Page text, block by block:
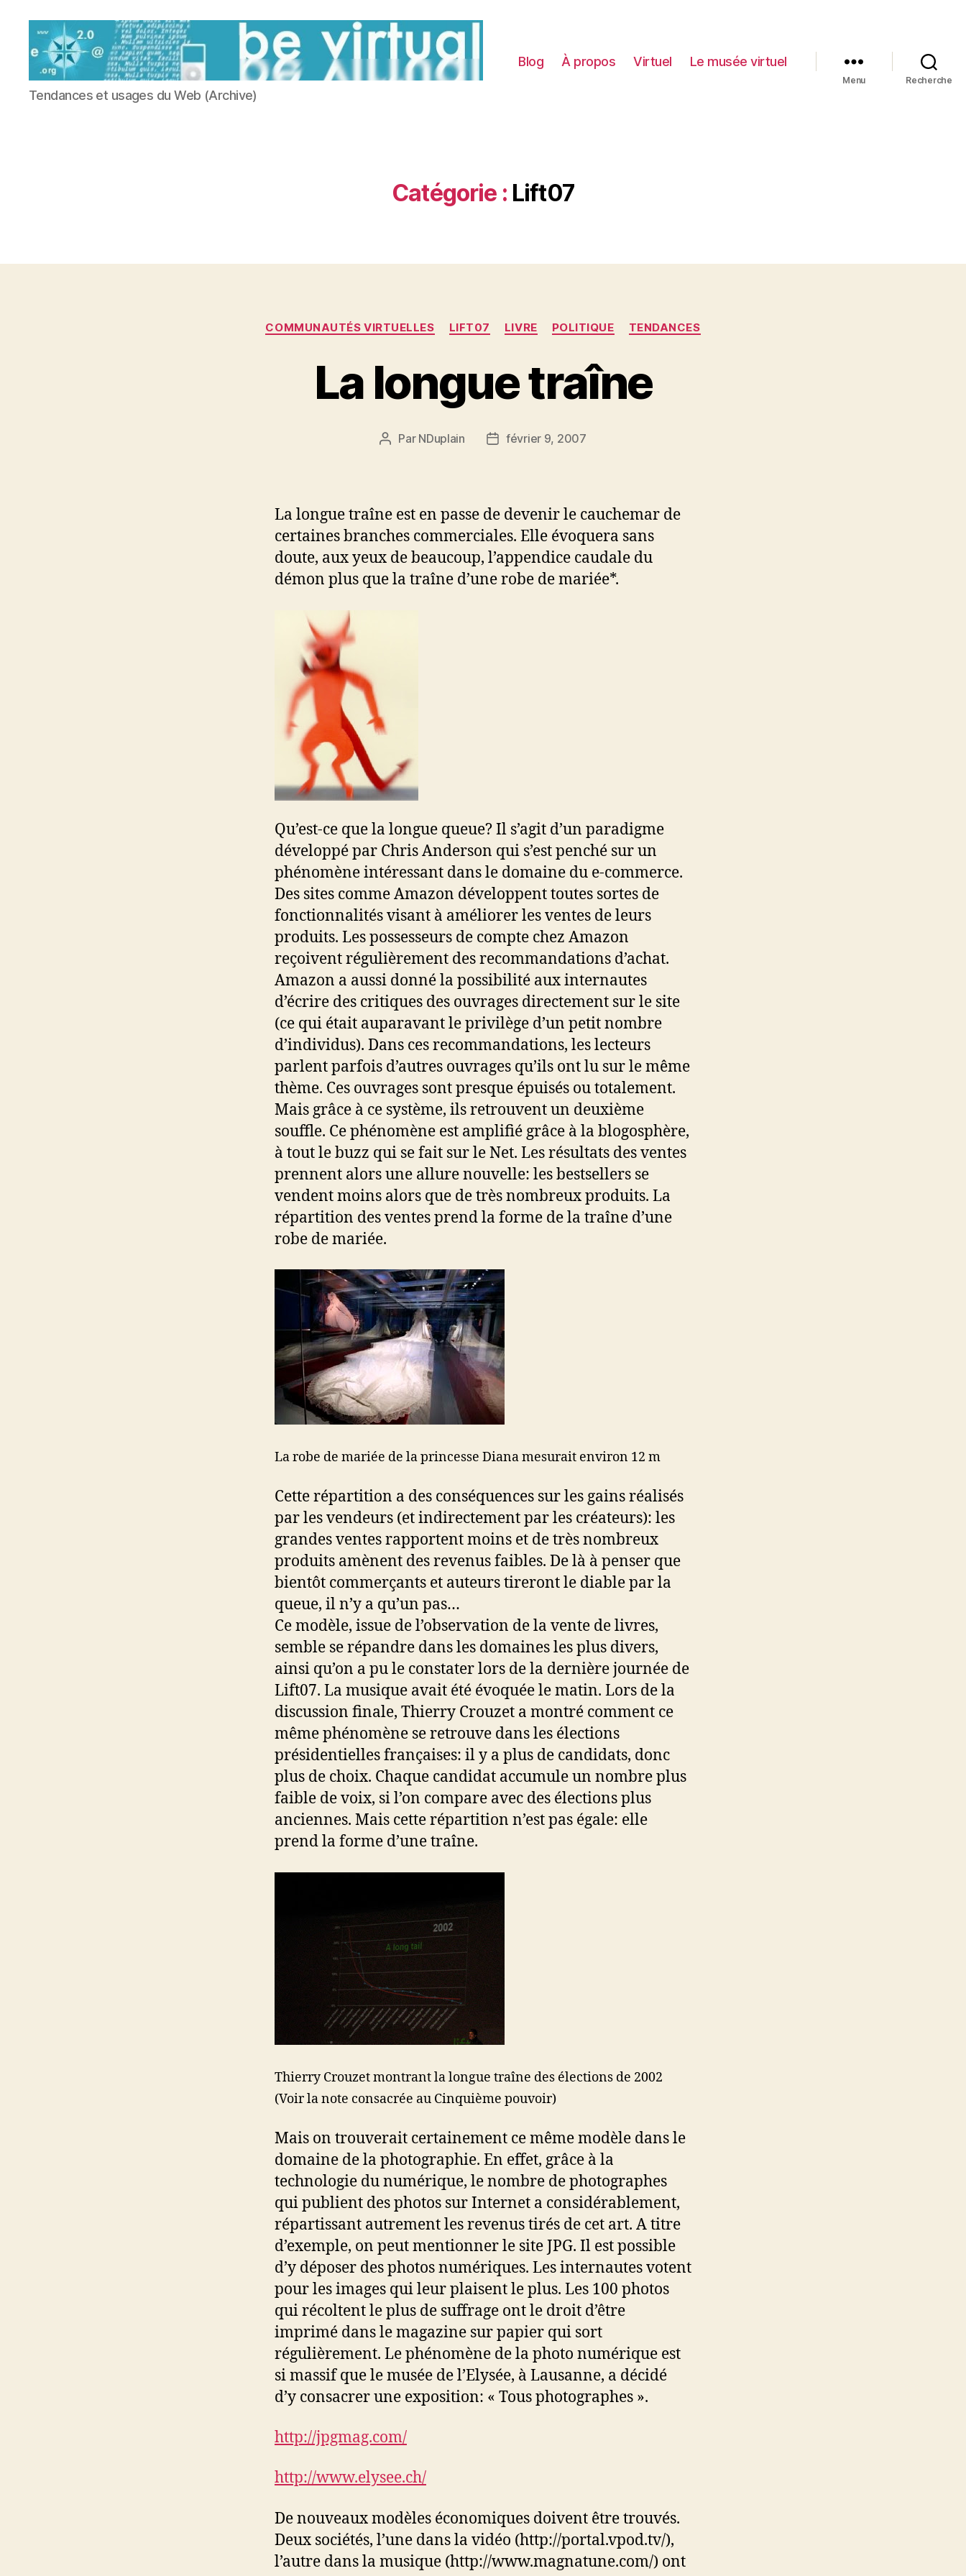
Be
Virtual
Tendances et usages du Web (Archive)
Blog À propos Virtuel Le musée virtuel
Menu Recherche
Catégorie : Lift07
Catégories
COMMUNAUTÉS VIRTUELLES LIFT07 LIVRE POLITIQUE TENDANCES
La longue traîne
Auteur
Par NDuplain
Datefévrier 9, 2007
La longue traîne est en passe de devenir le cauchemar de
certaines branches commerciales. Elle évoquera sans
doute, aux yeux de beaucoup, l’appendice caudale du
démon plus que la traîne d’une robe de mariée*.
Qu’est-ce que la longue queue? Il s’agit d’un paradigme
développé par Chris Anderson qui s’est penché sur un
phénomène intéressant dans le domaine du e-commerce.
Des sites comme Amazon développent toutes sortes de
fonctionnalités visant à améliorer les ventes de leurs
produits. Les possesseurs de compte chez Amazon
reçoivent régulièrement des recommandations d’achat.
Amazon a aussi donné la possibilité aux internautes
d’écrire des critiques des ouvrages directement sur le site
(ce qui était auparavant le privilège d’un petit nombre
d’individus). Dans ces recommandations, les lecteurs
parlent parfois d’autres ouvrages qu’ils ont lu sur le même
thème. Ces ouvrages sont presque épuisés ou totalement.
Mais grâce à ce système, ils retrouvent un deuxième
souffle. Ce phénomène est amplifié grâce à la blogosphère,
à tout le buzz qui se fait sur le Net. Les résultats des ventes
prennent alors une allure nouvelle: les bestsellers se
vendent moins alors que de très nombreux produits. La
répartition des ventes prend la forme de la traîne d’une
robe de mariée.
La robe de mariée de la princesse Diana mesurait environ 12 m
Cette répartition a des conséquences sur les gains réalisés
par les vendeurs (et indirectement par les créateurs): les
grandes ventes rapportent moins et de très nombreux
produits amènent des revenus faibles. De là à penser que
bientôt commerçants et auteurs tireront le diable par la
queue, il n’y a qu’un pas…
Ce modèle, issue de l’observation de la vente de livres,
semble se répandre dans les domaines les plus divers,
ainsi qu’on a pu le constater lors de la dernière journée de
Lift07. La musique avait été évoquée le matin. Lors de la
discussion finale, Thierry Crouzet a montré comment ce
même phénomène se retrouve dans les élections
présidentielles françaises: il y a plus de candidats, donc
plus de choix. Chaque candidat accumule un nombre plus
faible de voix, si l’on compare avec des élections plus
anciennes. Mais cette répartition n’est pas égale: elle
prend la forme d’une traîne.
Thierry Crouzet montrant la longue traîne des élections de 2002
(Voir la note consacrée au Cinquième pouvoir)
Mais on trouverait certainement ce même modèle dans le
domaine de la photographie. En effet, grâce à la
technologie du numérique, le nombre de photographes
qui publient des photos sur Internet a considérablement,
répartissant autrement les revenus tirés de cet art. A titre
d’exemple, on peut mentionner le site JPG. Il est possible
d’y déposer des photos numériques. Les internautes votent
pour les images qui leur plaisent le plus. Les 100 photos
qui récoltent le plus de suffrage ont le droit d’être
imprimé dans le magazine sur papier qui sort
régulièrement. Le phénomène de la photo numérique est
si massif que le musée de l’Elysée, à Lausanne, a décidé
d’y consacrer une exposition: « Tous photographes ».
http://jpgmag.com/
http://www.elysee.ch/
De nouveaux modèles économiques doivent être trouvés.
Deux sociétés, l’une dans la vidéo (http://portal.vpod.tv/),
l’autre dans la musique (http://www.magnatune.com/) ont